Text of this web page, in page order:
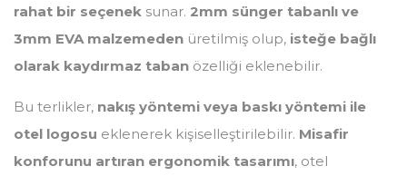
rahat bir seçenek sunar. 2mm sünger tabanlı ve
3mm EVA malzemeden üretilmiş olup, isteğe bağlı
olarak kaydırmaz taban özelliği eklenebilir.
Bu terlikler, nakış yöntemi veya baskı yöntemi ile
otel logosu eklenerek kişiselleştirilebilir. Misafir
konforunu artıran ergonomik tasarımı, otel